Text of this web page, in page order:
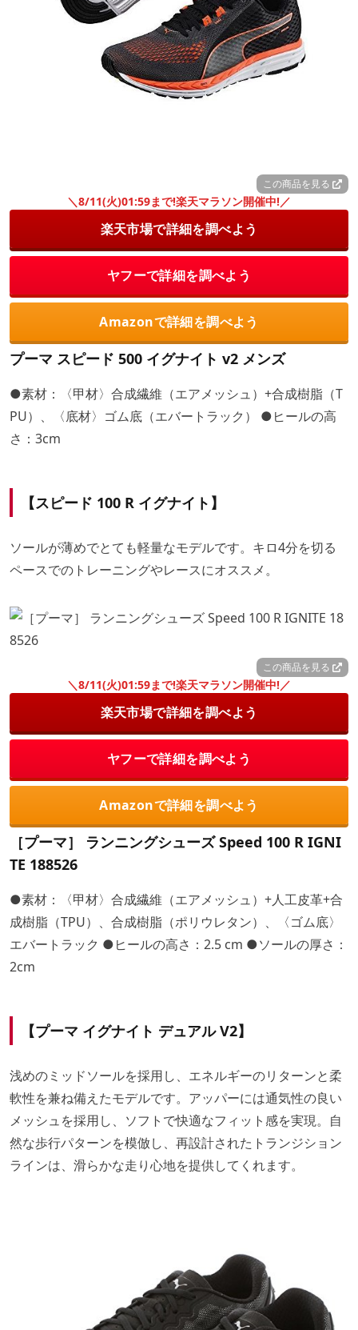
この商品を見る
＼8/11(火)01:59まで!楽天マラソン開催中!／
楽天市場で詳細を調べよう
ヤフーで詳細を調べよう
Amazonで詳細を調べよう
プーマ スピード 500 イグナイト v2 メンズ
●素材：〈甲材〉合成繊維（エアメッシュ）+合成樹脂（T
PU）、〈底材〉ゴム底（エバートラック） ●ヒールの高
さ：3cm
【スピード 100 R イグナイト】
ソールが薄めでとても軽量なモデルです。キロ4分を切る
ペースでのトレーニングやレースにオススメ。
この商品を見る
＼8/11(火)01:59まで!楽天マラソン開催中!／
楽天市場で詳細を調べよう
ヤフーで詳細を調べよう
Amazonで詳細を調べよう
［プーマ］ ランニングシューズ Speed 100 R IGNI
TE 188526
●素材：〈甲材〉合成繊維（エアメッシュ）+人工皮革+合
成樹脂（TPU）、合成樹脂（ポリウレタン）、〈ゴム底〉
エバートラック ●ヒールの高さ：2.5 cm ●ソールの厚さ：
2cm
【プーマ イグナイト デュアル V2】
浅めのミッドソールを採用し、エネルギーのリターンと柔
軟性を兼ね備えたモデルです。アッパーには通気性の良い
メッシュを採用し、ソフトで快適なフィット感を実現。自
然な歩行パターンを模倣し、再設計されたトランジション
ラインは、滑らかな走り心地を提供してくれます。